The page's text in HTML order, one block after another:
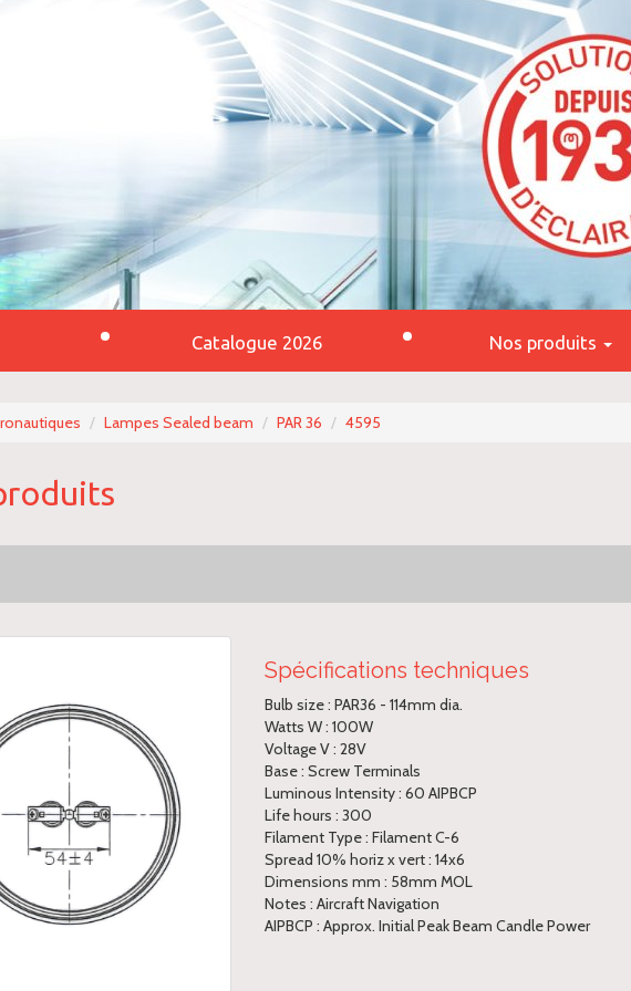
Catalogue 2026 Nos produits
Lampes Sealed beam PAR 36 4595
Spécifications techniques
Bulb size : PAR36 - 114mm dia.
Watts W : 100W
Voltage V : 28V
Base : Screw Terminals
Luminous Intensity : 60 AIPBCP
Life hours : 300
Filament Type : Filament C-6
Spread 10% horiz x vert : 14x6
Dimensions mm : 58mm MOL
Notes : Aircraft Navigation
AIPBCP : Approx. Initial Peak Beam Candle Power